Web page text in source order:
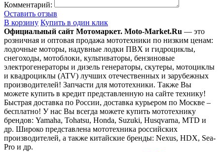
Комментарий:
Оставить отзыв
В корзину Купить в один клик
Официальный сайт Мотомаркет. Moto-Market.Ru — это
розничная и оптовая продажа мототехники по низким ценам:
лодочные моторы, надувные лодки ПВХ и гидроциклы,
снегоходы, мотоблоки, культиваторы, бензиновые
электрогенераторы и дизель генераторы, скутеры, мотоциклы
и квадроциклы (ATV) лучших отечественных и зарубежных
производителей! Запчасти для мототехники. Также Вы
можете купить в кредит представленную на сайте технику!
Быстрая доставка по России, доставка курьером по Москве –
бесплатно! У нас Вы всегда можете купить мототехнику
брендов: Yamaha, Tohatsu, Honda, Suzuki, Husqvarna, MTD и
др. Широко представлена мототехника российских
производителей, а также китайские бренды: Nexus, HDX, Sea-
Pro и др.